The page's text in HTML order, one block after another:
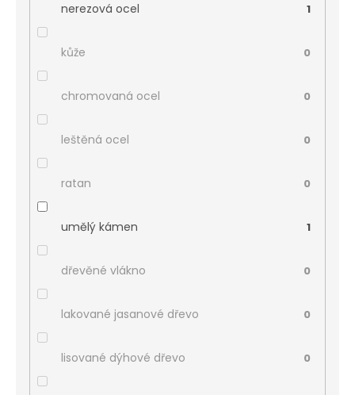
nerezová ocel 1
kůže 0
chromovaná ocel 0
leštěná ocel 0
ratan 0
umělý kámen 1
dřevěné vlákno 0
lakované jasanové dřevo 0
lisované dýhové dřevo 0